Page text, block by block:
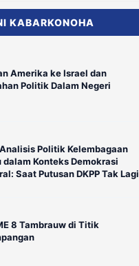
KABARKONOHA
Amerika ke Israel dan
Politik Dalam Negeri
Politik Kelembagaan
dalam Konteks Demokrasi
Saat Putusan DKPP Tak Lagi
8 Tambrauw di Titik